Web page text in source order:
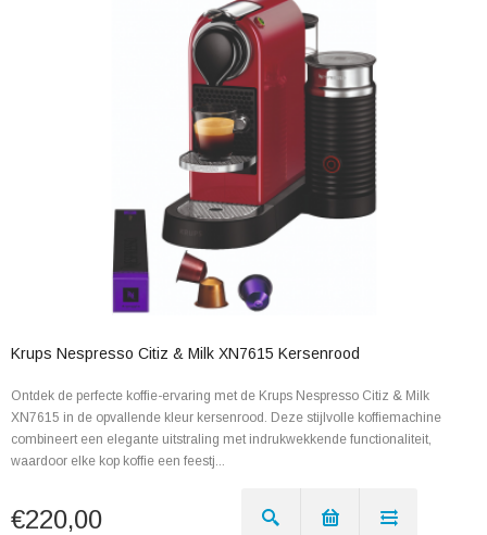
Krups Nespresso Citiz & Milk XN7615 Kersenrood
Ontdek de perfecte koffie-ervaring met de Krups Nespresso Citiz & Milk
XN7615 in de opvallende kleur kersenrood. Deze stijlvolle koffiemachine
combineert een elegante uitstraling met indrukwekkende functionaliteit,
waardoor elke kop koffie een feestj...
€220,00